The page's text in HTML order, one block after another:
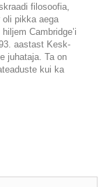
filosoofia,
oli pikka aega
Cambridge’i
aastast Kesk-
juhataja. Ta on
kui ka